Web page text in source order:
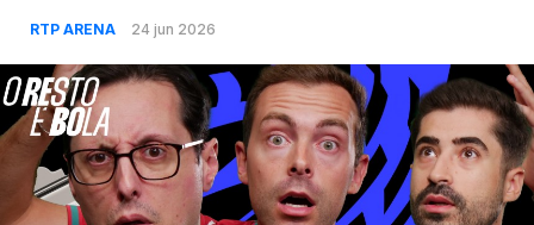
RTP ARENA 24 jun 2026